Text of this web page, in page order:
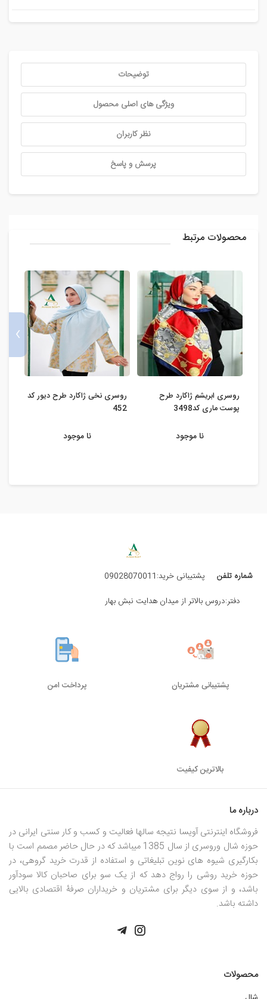
توضیحات
ویژگی های اصلی محصول
نظر کاربران
پرسش و پاسخ
محصولات مرتبط
روسری ابریشم ژاکارد طرح
پوست ماری کد3498
نا موجود
روسری نخی ژاکارد طرح دیور کد
452
نا موجود
›
شماره تلفن
پشتیبانی خرید:09028070011
دفتر:دروس بالاتر از میدان هدایت نبش بهار
پشتیبانی مشتریان پرداخت امن
بالاترین کیفیت
درباره ما
فروشگاه اینترنتی آویسا نتیجه سالها فعالیت و کسب و کار سنتی ایرانی در
حوزه شال وروسری از سال 1385 میباشد که در حال حاضر مصمم است با
بکارگیری شیوه های نوین تبلیغاتی و استفاده از قدرت خرید گروهی، در
حوزه خرید روشی را رواج دهد که از یک سو برای صاحبان کالا سودآور
باشد، و از سوی دیگر برای مشتریان و خریداران صرفۀ اقتصادی بالایی
داشته باشد.
محصولات